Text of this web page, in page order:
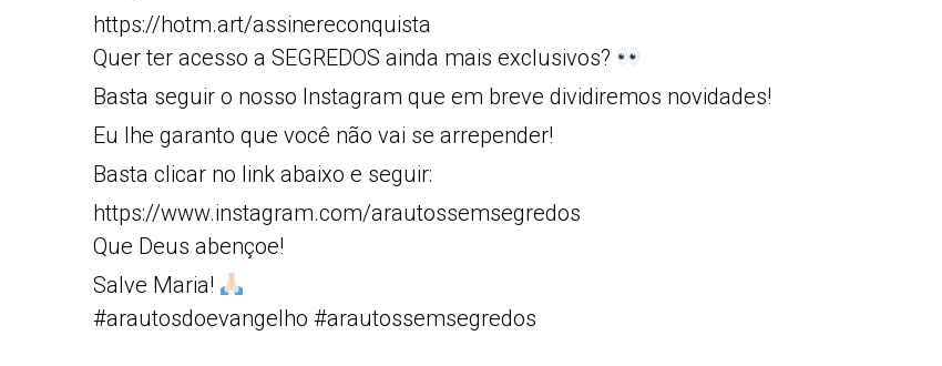
https://hotm.art/assinereconquista
Quer ter acesso a SEGREDOS ainda mais exclusivos?
Basta seguir o nosso Instagram que em breve dividiremos novidades!
Eu lhe garanto que você não vai se arrepender!
Basta clicar no link abaixo e seguir:
https://www.instagram.com/arautossemsegredos
Que Deus abençoe!
Salve Maria!
#arautosdoevangelho #arautossemsegredos